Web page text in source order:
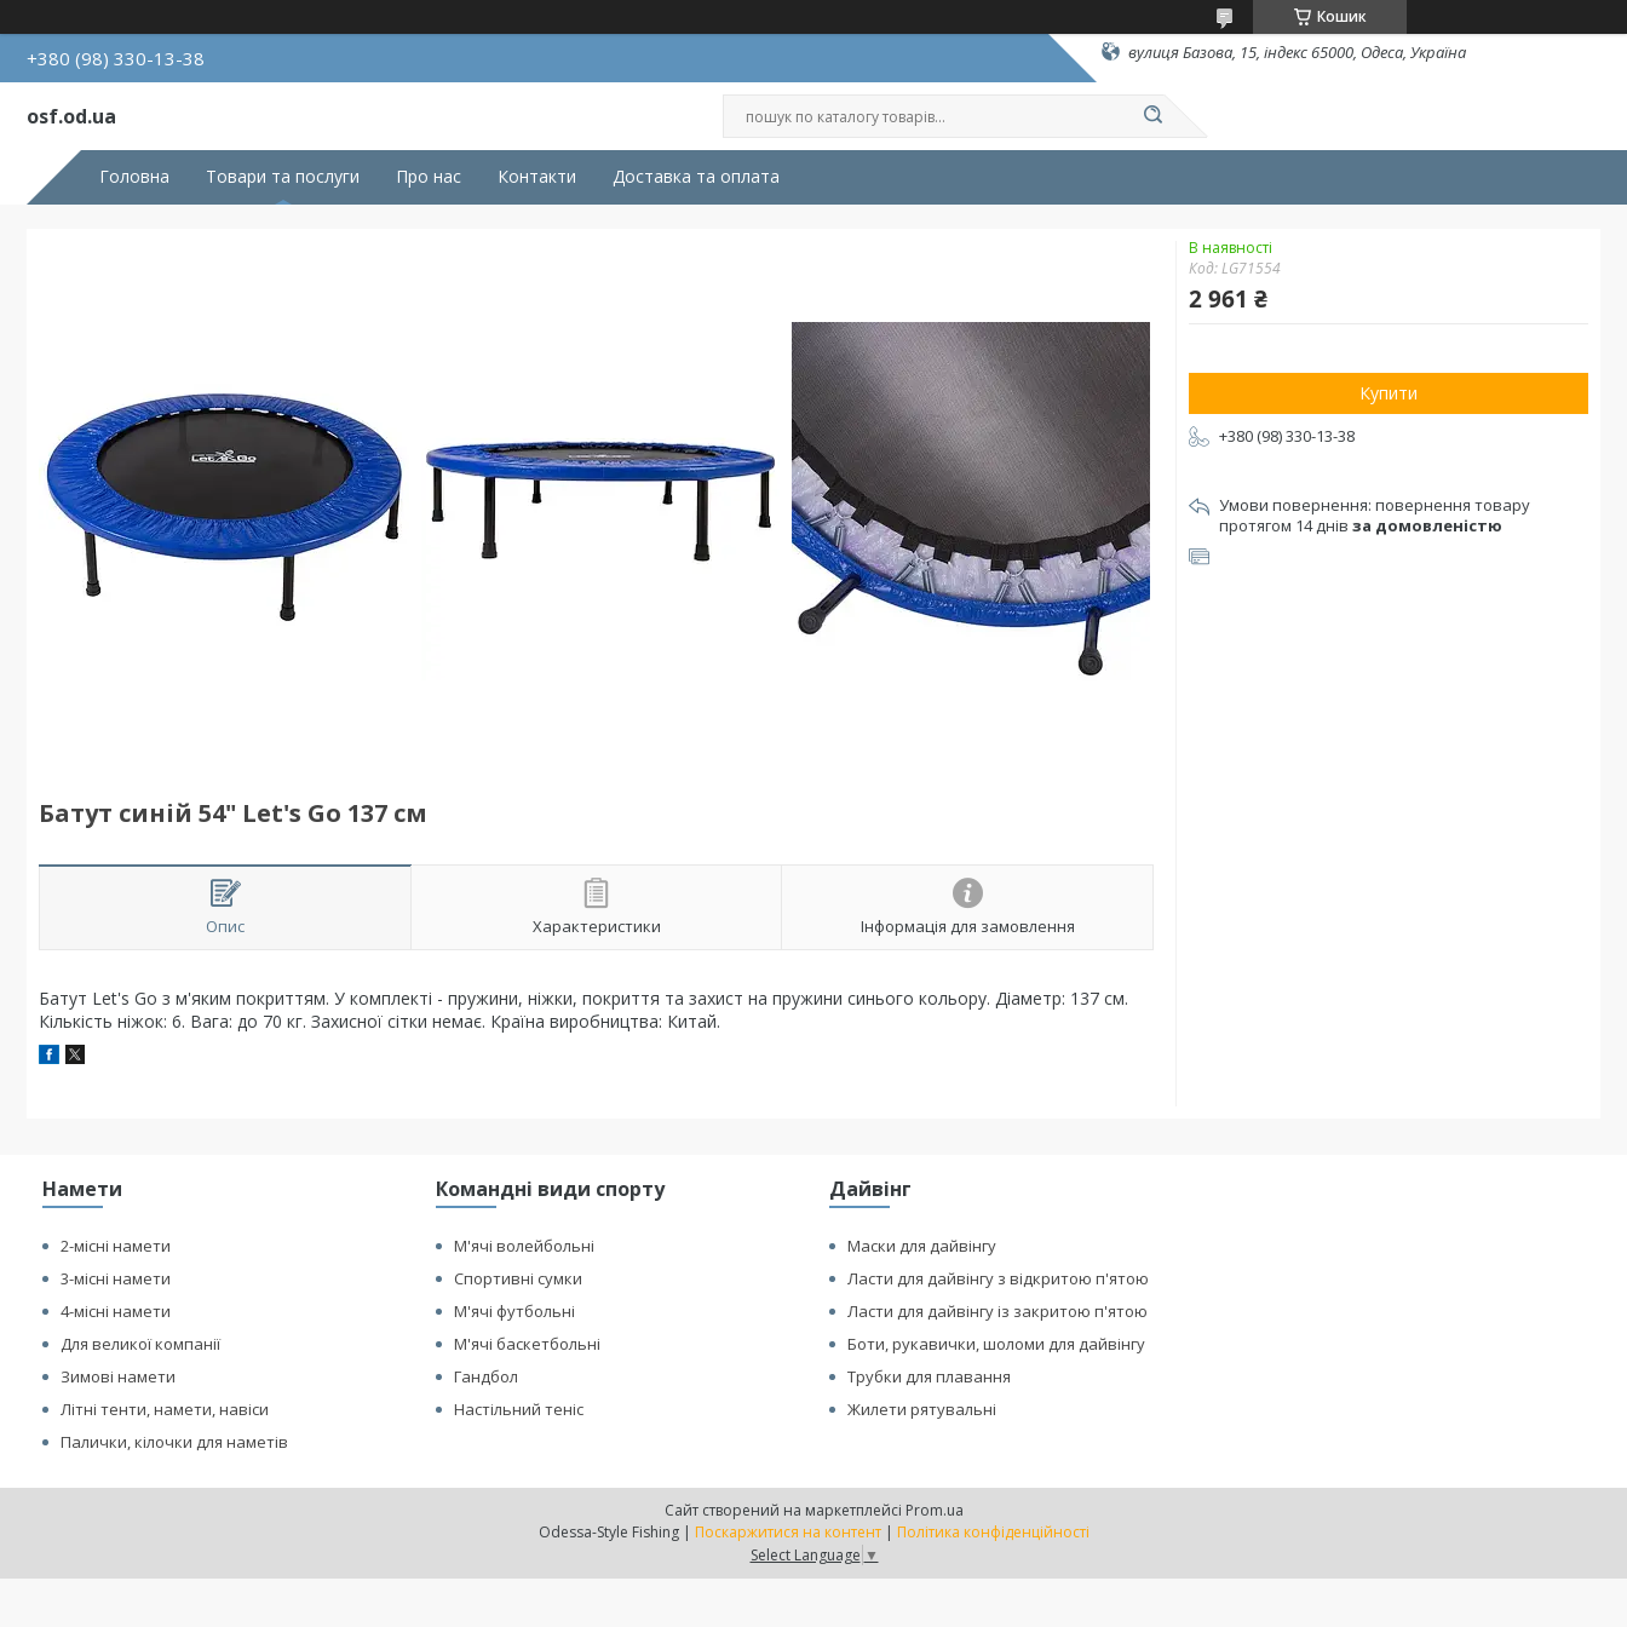
Кошик
+380 (98) 330-13-38 вулиця Базова, 15, індекс 65000, Одеса, Україна
osf.od.ua
Головна Товари та послуги Про нас Контакти Доставка та оплата
Батут синій 54" Let's Go 137 см
Опис Характеристики Інформація для замовлення
Батут Let's Go з м'яким покриттям. У комплекті - пружини, ніжки, покриття та захист на пружини синього кольору. Діаметр: 137 см.
Кількість ніжок: 6. Вага: до 70 кг. Захисної сітки немає. Країна виробництва: Китай.
В наявності
Код:LG71554
2 961 ₴
Купити
+380 (98) 330-13-38
повернення товару
протягом 14 днів за домовленістю
Намети
2-місні намети
3-місні намети
4-місні намети
Для великої компанії
Зимові намети
Літні тенти, намети, навіси
Палички, кілочки для наметів
Командні види спорту
М'ячі волейбольні
Спортивні сумки
М'ячі футбольні
М'ячі баскетбольні
Гандбол
Настільний теніс
Дайвінг
Маски для дайвінгу
Ласти для дайвінгу з відкритою п'ятою
Ласти для дайвінгу із закритою п'ятою
Боти, рукавички, шоломи для дайвінгу
Трубки для плавання
Жилети рятувальні
Сайт створений на маркетплейсі Prom.ua
Odessa-Style Fishing | Поскаржитися на контент | Політика конфіденційності
Select Language ▼